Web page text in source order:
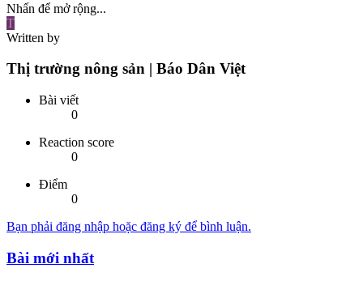
Nhấn để mở rộng...
T
Written by
Thị trường nông sản | Báo Dân Việt
Bài viết
0
Reaction score
0
Điểm
0
Bạn phải đăng nhập hoặc đăng ký để bình luận.
Bài mới nhất